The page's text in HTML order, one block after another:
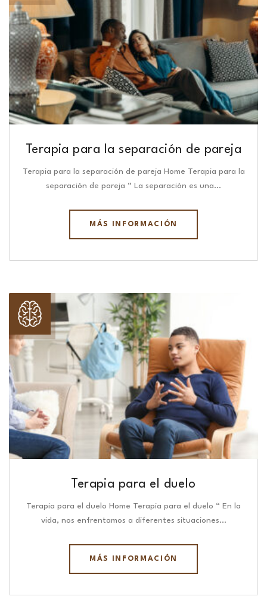
Terapia para la separación de pareja
Terapia para la separación de pareja Home Terapia para la
separación de pareja “ La separación es una…
MÁS INFORMACIÓN
Terapia para el duelo
Terapia para el duelo Home Terapia para el duelo “ En la
vida, nos enfrentamos a diferentes situaciones…
MÁS INFORMACIÓN